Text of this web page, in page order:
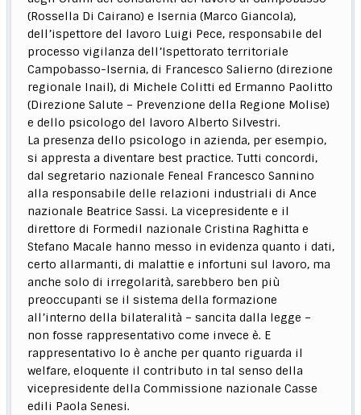
(Rossella Di Cairano) e Isernia (Marco Giancola),
dell’ispettore del lavoro Luigi Pece, responsabile del
processo vigilanza dell’Ispettorato territoriale
Campobasso-Isernia, di Francesco Salierno (direzione
regionale Inail), di Michele Colitti ed Ermanno Paolitto
(Direzione Salute – Prevenzione della Regione Molise)
e dello psicologo del lavoro Alberto Silvestri.
La presenza dello psicologo in azienda, per esempio,
si appresta a diventare best practice. Tutti concordi,
dal segretario nazionale Feneal Francesco Sannino
alla responsabile delle relazioni industriali di Ance
nazionale Beatrice Sassi. La vicepresidente e il
direttore di Formedil nazionale Cristina Raghitta e
Stefano Macale hanno messo in evidenza quanto i dati,
certo allarmanti, di malattie e infortuni sul lavoro, ma
anche solo di irregolarità, sarebbero ben più
preoccupanti se il sistema della formazione
all’interno della bilateralità – sancita dalla legge –
non fosse rappresentativo come invece è. E
rappresentativo lo è anche per quanto riguarda il
welfare, eloquente il contributo in tal senso della
vicepresidente della Commissione nazionale Casse
edili Paola Senesi.